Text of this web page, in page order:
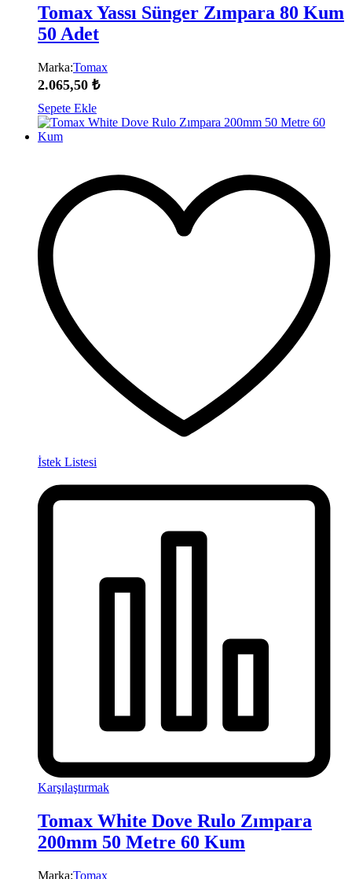
Tomax Yassı Sünger Zımpara 80 Kum
50 Adet
Marka:Tomax
2.065,50 ₺
Sepete Ekle
İstek Listesi
Karşılaştırmak
Tomax White Dove Rulo Zımpara
200mm 50 Metre 60 Kum
Marka:Tomax